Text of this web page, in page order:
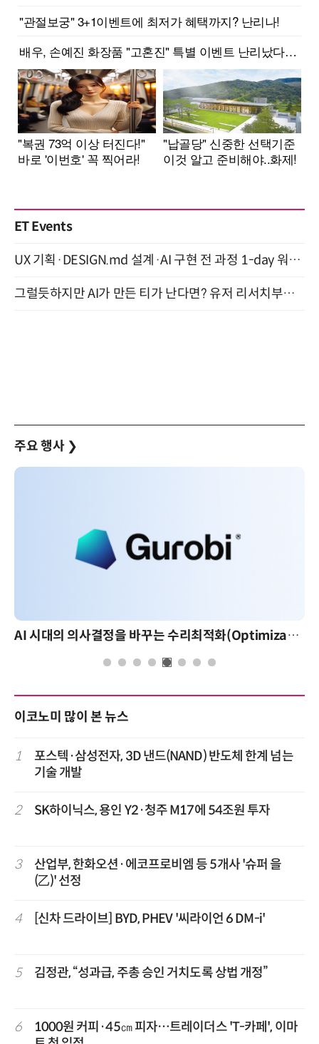
ET Events
UX 기획·DESIGN.md 설계·AI 구현 전 과정 1-day 워크숍 with Claude Code·Codex 9월 15일 개최
그럴듯하지만 AI가 만든 티가 난다면? 유저 리서치부터 배포까지! (9/15)
주요 행사 ❯
AI 핀옵스 실전 세미나: 폭증하는 AI 토큰 비용 관리 전략
이코노미 많이 본 뉴스
1
포스텍·삼성전자, 3D 낸드(NAND) 반도체 한계 넘는
기술 개발
2 SK하이닉스, 용인 Y2·청주 M17에 54조원 투자
3
산업부, 한화오션·에코프로비엠 등 5개사 '슈퍼 을
(乙)' 선정
4 [신차 드라이브] BYD, PHEV '씨라이언 6 DM-i'
5 김정관, “성과급, 주총 승인 거치도록 상법 개정”
6
1000원 커피·45㎝ 피자…트레이더스 'T-카페', 이마